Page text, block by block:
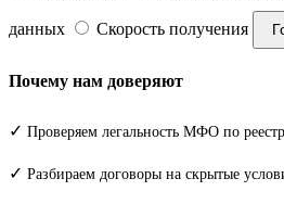
данных Скорость получения
Почему нам доверяют
✓ Проверяем легальность МФО по
✓ Разбираем договоры на скрытые